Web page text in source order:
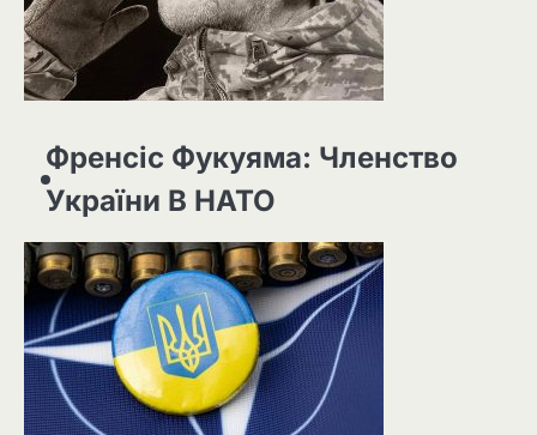
Френсіс Фукуяма: Членство
України В НАТО